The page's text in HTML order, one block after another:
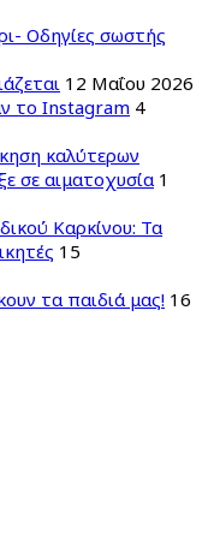
Οδηγίες σωστής
12 Μαΐου 2026
το Instagram 4
καλύτερων
σε αιματοχυσία 1
Καρκίνου: Τα
15
τα παιδιά μας! 16